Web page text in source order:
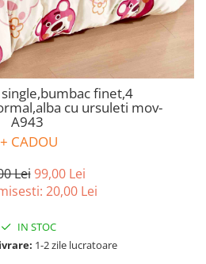
finet,4
cu ursuleti mov-
A943
+ CADOU
Lei 99,00 Lei
20,00 Lei
IN STOC
1-2 zile lucratoare